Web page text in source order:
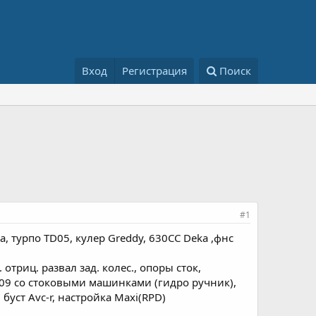
Вход Регистрация Поиск
#1
TD05, кулер Greddy, 630СС Deka ,фнс
развал зад. колес., опоры сток,
со стоковыми машинками (гидро ручник),
Avc-r, настройка Maxi(RPD)